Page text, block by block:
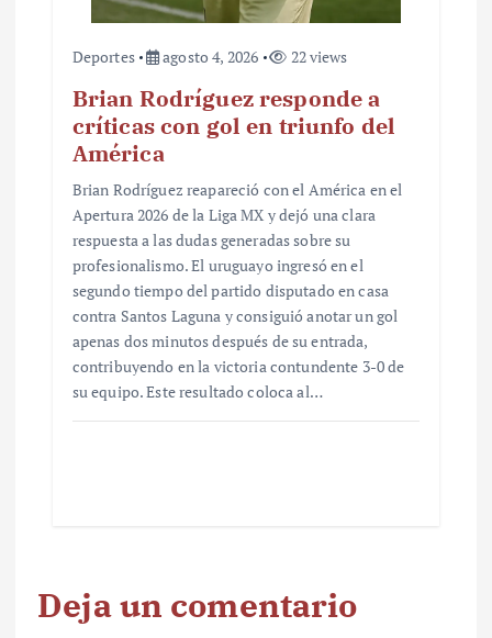
Deportes agosto 4, 2026 22 views
Brian Rodríguez responde a
críticas con gol en triunfo del
América
Brian Rodríguez reapareció con el América en el
Apertura 2026 de la Liga MX y dejó una clara
respuesta a las dudas generadas sobre su
profesionalismo. El uruguayo ingresó en el
segundo tiempo del partido disputado en casa
contra Santos Laguna y consiguió anotar un gol
apenas dos minutos después de su entrada,
contribuyendo en la victoria contundente 3-0 de
su equipo. Este resultado coloca al…
Deja un comentario